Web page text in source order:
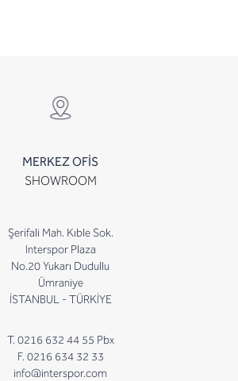
MERKEZ OFİS
SHOWROOM
Şerifali Mah. Kıble Sok.
Interspor Plaza
No.20 Yukarı Dudullu
Ümraniye
İSTANBUL - TÜRKİYE
T. 0216 632 44 55 Pbx
F. 0216 634 32 33
info@interspor.com